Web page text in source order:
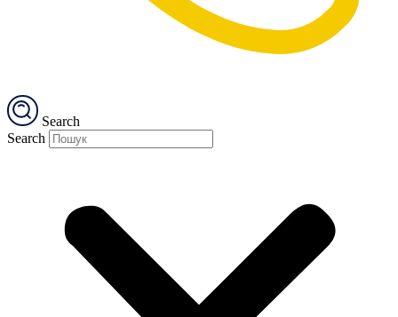
Search
Search